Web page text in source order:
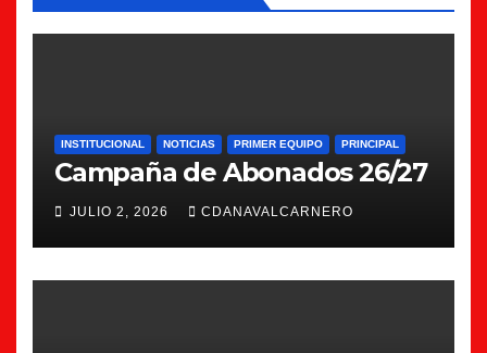
INSTITUCIONAL NOTICIAS PRIMER EQUIPO PRINCIPAL
Campaña de Abonados 26/27
JULIO 2, 2026 CDANAVALCARNERO